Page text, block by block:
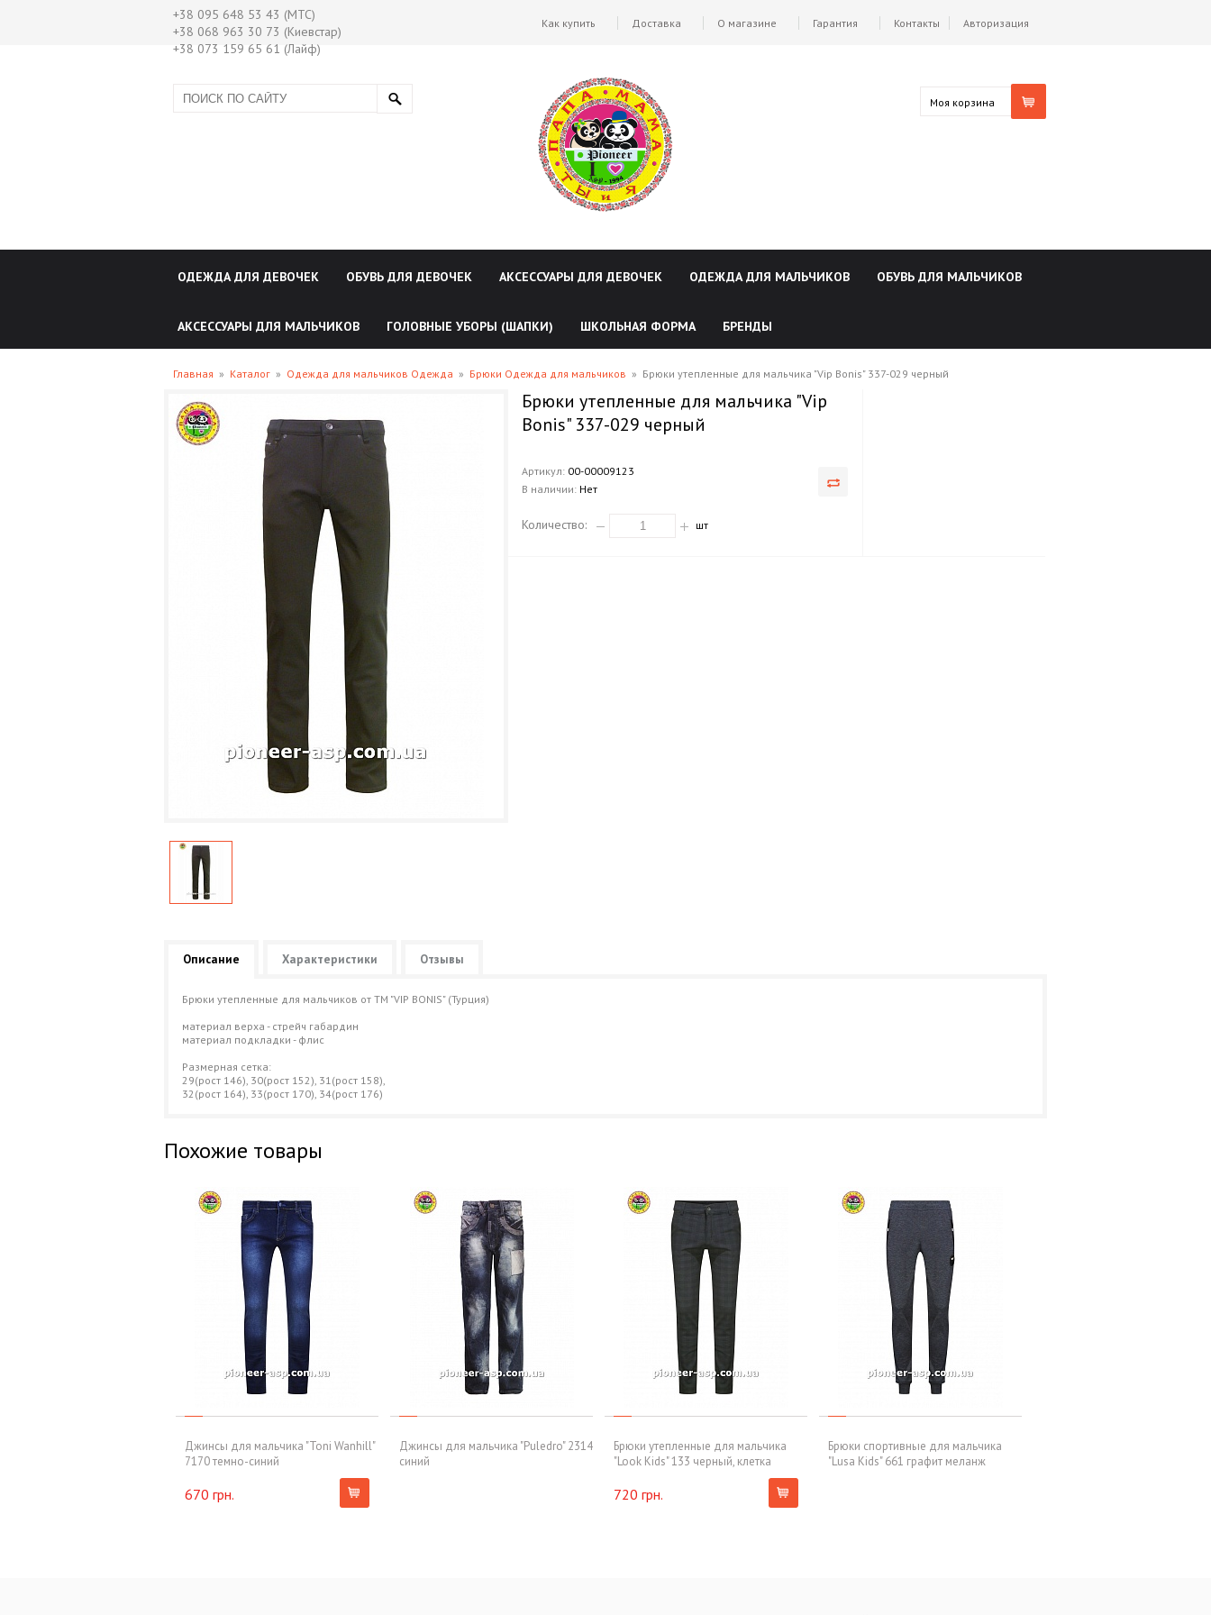
+38 095 648 53 43 (МТС)
+38 068 963 30 73 (Киевстар)
+38 073 159 65 61 (Лайф)
Авторизация
Как купить Доставка О магазине Гарантия Контакты
Моя корзина
ОДЕЖДА ДЛЯ ДЕВОЧЕК ОБУВЬ ДЛЯ ДЕВОЧЕК АКСЕССУАРЫ ДЛЯ ДЕВОЧЕК ОДЕЖДА ДЛЯ МАЛЬЧИКОВ ОБУВЬ ДЛЯ МАЛЬЧИКОВ
АКСЕССУАРЫ ДЛЯ МАЛЬЧИКОВ ГОЛОВНЫЕ УБОРЫ (ШАПКИ) ШКОЛЬНАЯ ФОРМА БРЕНДЫ
Главная » Каталог » Одежда для мальчиков Одежда » Брюки Одежда для мальчиков » Брюки утепленные для мальчика "Vip Bonis" 337-029 черный
Брюки утепленные для мальчика "Vip
Bonis" 337-029 черный
Артикул: 00-00009123
В наличии: Нет
Количество: шт
Описание Характеристики Отзывы
Брюки утепленные для мальчиков от ТМ "VIP BONIS" (Турция)
материал верха - стрейч габардин
материал подкладки - флис
Размерная сетка:
29(рост 146), 30(рост 152), 31(рост 158),
32(рост 164), 33(рост 170), 34(рост 176)
Похожие товары
Джинсы для мальчика "Toni Wanhill"
7170 темно-синий
670 грн.
Джинсы для мальчика "Puledro" 2314
синий
Брюки утепленные для мальчика
"Look Kids" 133 черный, клетка
720 грн.
Брюки спортивные для мальчика
"Lusa Kids" 661 графит меланж